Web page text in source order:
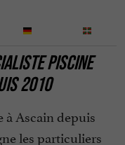
PISCINE
2010
Ascain depuis
les particuliers